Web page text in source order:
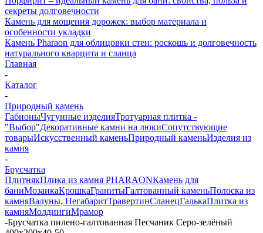
секреты долговечности
Камень для мощения дорожек: выбор материала и
особенности укладки
Камень Pharaon для облицовки стен: роскошь и долговечность
натурального кварцита и сланца
Главная
-
Каталог
-
Природный камень
ГабионыЧугунные изделияТротуарная плитка -
"Выбор"Декоративные камни на люкиСопутствующие
товарыИскусственный каменьПриродный каменьИзделия из
камня
-
Брусчатка
ПлитнякПлика из камня PHARAONКамень для
баниМозаикаКрошкаГранитыГалтованный каменьПолоска из
камняВалуны, НегабаритТравертинСланецГалькаПлитка из
камняМолдингиМрамор
-Брусчатка пилено-галтованная Песчаник Серо-зелёный